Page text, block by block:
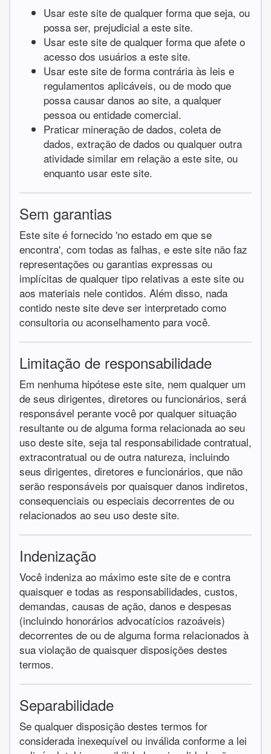
Usar este site de qualquer forma que seja, ou
possa ser, prejudicial a este site.
Usar este site de qualquer forma que afete o
acesso dos usuários a este site.
Usar este site de forma contrária às leis e
regulamentos aplicáveis, ou de modo que
possa causar danos ao site, a qualquer
pessoa ou entidade comercial.
Praticar mineração de dados, coleta de
dados, extração de dados ou qualquer outra
atividade similar em relação a este site, ou
enquanto usar este site.
Sem garantias
Este site é fornecido 'no estado em que se
encontra', com todas as falhas, e este site não faz
representações ou garantias expressas ou
implícitas de qualquer tipo relativas a este site ou
aos materiais nele contidos. Além disso, nada
contido neste site deve ser interpretado como
consultoria ou aconselhamento para você.
Limitação de responsabilidade
Em nenhuma hipótese este site, nem qualquer um
de seus dirigentes, diretores ou funcionários, será
responsável perante você por qualquer situação
resultante ou de alguma forma relacionada ao seu
uso deste site, seja tal responsabilidade contratual,
extracontratual ou de outra natureza, incluindo
seus dirigentes, diretores e funcionários, que não
serão responsáveis por quaisquer danos indiretos,
consequenciais ou especiais decorrentes de ou
relacionados ao seu uso deste site.
Indenização
Você indeniza ao máximo este site de e contra
quaisquer e todas as responsabilidades, custos,
demandas, causas de ação, danos e despesas
(incluindo honorários advocatícios razoáveis)
decorrentes de ou de alguma forma relacionados à
sua violação de quaisquer disposições destes
termos.
Separabilidade
Se qualquer disposição destes termos for
considerada inexequível ou inválida conforme a lei